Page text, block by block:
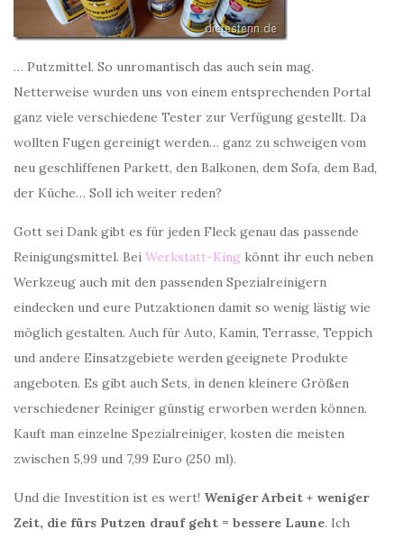
… Putzmittel. So unromantisch das auch sein mag.
Netterweise wurden uns von einem entsprechenden Portal
ganz viele verschiedene Tester zur Verfügung gestellt. Da
wollten Fugen gereinigt werden… ganz zu schweigen vom
neu geschliffenen Parkett, den Balkonen, dem Sofa, dem Bad,
der Küche… Soll ich weiter reden?
Gott sei Dank gibt es für jeden Fleck genau das passende
Reinigungsmittel. Bei Werkstatt-King könnt ihr euch neben
Werkzeug auch mit den passenden Spezialreinigern
eindecken und eure Putzaktionen damit so wenig lästig wie
möglich gestalten. Auch für Auto, Kamin, Terrasse, Teppich
und andere Einsatzgebiete werden geeignete Produkte
angeboten. Es gibt auch Sets, in denen kleinere Größen
verschiedener Reiniger günstig erworben werden können.
Kauft man einzelne Spezialreiniger, kosten die meisten
zwischen 5,99 und 7,99 Euro (250 ml).
Und die Investition ist es wert! Weniger Arbeit + weniger
Zeit, die fürs Putzen drauf geht = bessere Laune. Ich